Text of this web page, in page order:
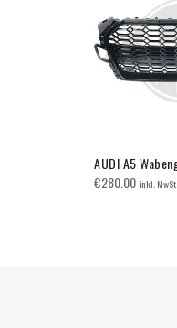
AUDI A5
€280.00inkl.